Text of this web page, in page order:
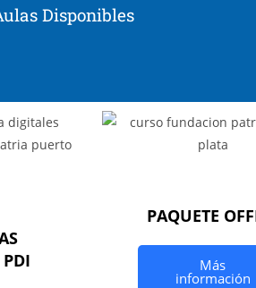
Disponibles
PAQUETE
Más
información